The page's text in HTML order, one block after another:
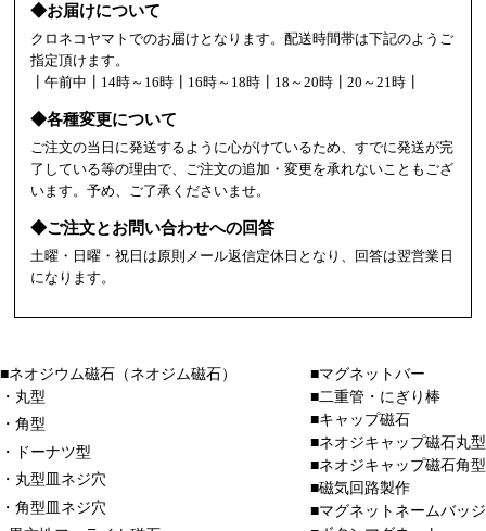
◆お届けについて
クロネコヤマトでのお届けとなります。配送時間帯は下記のようご
指定頂けます。
┃午前中┃14時～16時┃16時～18時┃18～20時┃20～21時┃
◆各種変更について
ご注文の当日に発送するように心がけているため、すでに発送が完
了している等の理由で、ご注文の追加・変更を承れないこともござ
います。予め、ご了承くださいませ。
◆ご注文とお問い合わせへの回答
土曜・日曜・祝日は原則メール返信定休日となり、回答は翌営業日
になります。
■ネオジウム磁石（ネオジム磁石）
・丸型
・角型
・ドーナツ型
・丸型皿ネジ穴
・角型皿ネジ穴
■マグネットバー
■二重管・にぎり棒
■キャップ磁石
■ネオジキャップ磁石丸型
■ネオジキャップ磁石角型
■磁気回路製作
■マグネットネームバッジ